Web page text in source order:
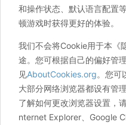
和操作状态、默认语言配置
顿游戏时获得更好的体验。
我们不会将Cookie用于本《
途。您可根据自己的偏好管
见AboutCookies.org。您可
大部分网络浏览器都设有管
了解如何更改浏览器设置，
nternet Explorer、Google